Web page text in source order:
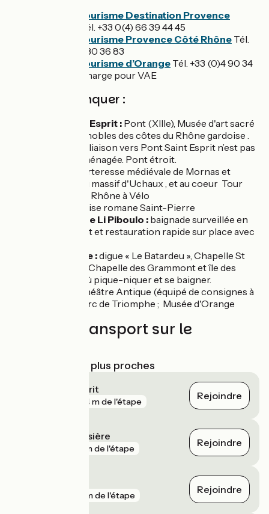
Office de tourisme Destination Provence
Tél. +33 0(4) 66 39 44 45
Office de tourisme Provence Côté Rhône Tél.
+33 (0)4 90 30 36 83
Office de tourisme d’Orange Tél. +33 (0)4 90 34
70 88 – Recharge pour VAE
À ne pas manquer :
Pont-Saint-Esprit : Pont (XIIIe), Musée d'art sacré
du Gard , vignobles des côtes du Rhône gardoise .
Attention, la liaison vers Pont Saint Esprit n’est pas
balisée ni aménagée. Pont étroit.
Forteresse médiévale de Mornas et
vignobles du massif d'Uchaux , et au coeur Tour
des côtes du Rhône à Vélo
Eglise romane Saint-Pierre
Plan d’eau de Li Piboulo : baignade surveillée en
juillet et Août et restauration rapide sur place avec
Caderousse :digue « Le Batardeu », Chapelle St
Martin (XI°), Chapelle des Grammont et île des
Brotteaux où pique-niquer et se baigner.
Théâtre Antique (équipé de consignes à
bagages.) ; Arc de Triomphe ; Musée d'Orange
Trains et transport sur le
Gares SNCF les plus proches
Pont-Saint-Esprit
784 m de l'étape Rejoindre
Bollène La Croisière
3 km de l'étape Rejoindre
8 km de l'étape Rejoindre